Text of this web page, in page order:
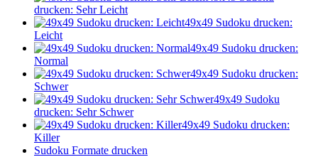
drucken: Sehr Leicht
49x49 Sudoku drucken:
Leicht
49x49 Sudoku drucken:
Normal
49x49 Sudoku drucken:
Schwer
49x49 Sudoku
drucken: Sehr Schwer
49x49 Sudoku drucken:
Killer
Sudoku Formate drucken